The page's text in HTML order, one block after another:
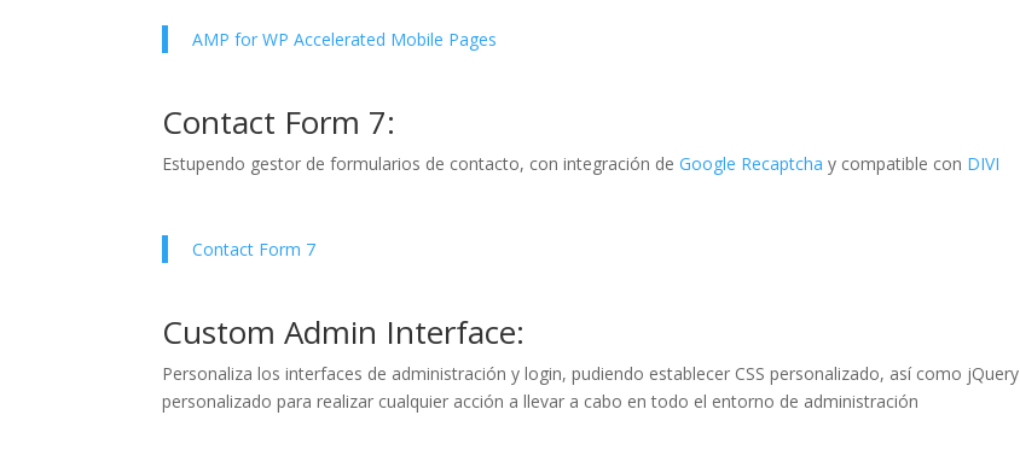
AMP for WP Accelerated Mobile Pages
Contact Form 7:
Estupendo gestor de formularios de contacto, con integración deGoogle Recaptcha y compatible con DIVI
Contact Form 7
Custom Admin Interface:
Personaliza los interfaces de administración y login, pudiendo establecer CSS personalizado, así como jQuery
personalizado para realizar cualquier acción a llevar a cabo en todo el entorno de administración